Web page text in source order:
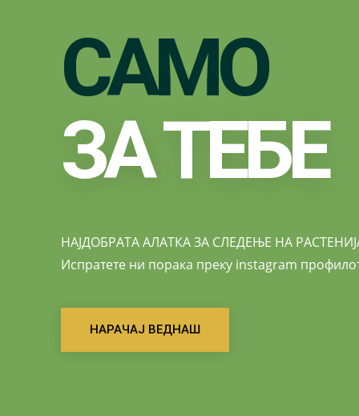
САМО
ЗА ТЕБЕ
НАЈДОБРАТА АЛАТКА ЗА СЛЕДЕЊЕ НА
Испратете ни порака преку instagram
НАРАЧАЈ ВЕДНАШ